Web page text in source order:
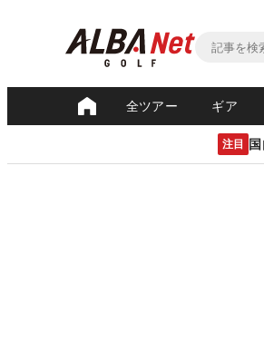
全ツアー ギア
注目